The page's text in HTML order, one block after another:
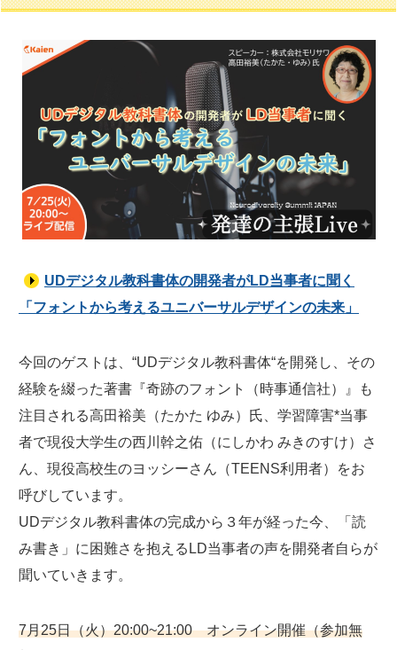
UDデジタル教科書体の開発者がLD当事者に聞く
「フォントから考えるユニバーサルデザインの未来」
今回のゲストは、“UDデジタル教科書体“を開発し、その
経験を綴った著書『奇跡のフォント（時事通信社）』も
注目される高田裕美（たかた ゆみ）氏、学習障害*当事
者で現役大学生の西川幹之佑（にしかわ みきのすけ）さ
ん、現役高校生のヨッシーさん（TEENS利用者）をお
呼びしています。
UDデジタル教科書体の完成から３年が経った今、「読
み書き」に困難さを抱えるLD当事者の声を開発者自らが
聞いていきます。
7月25日（火）20:00~21:00 オンライン開催（参加無